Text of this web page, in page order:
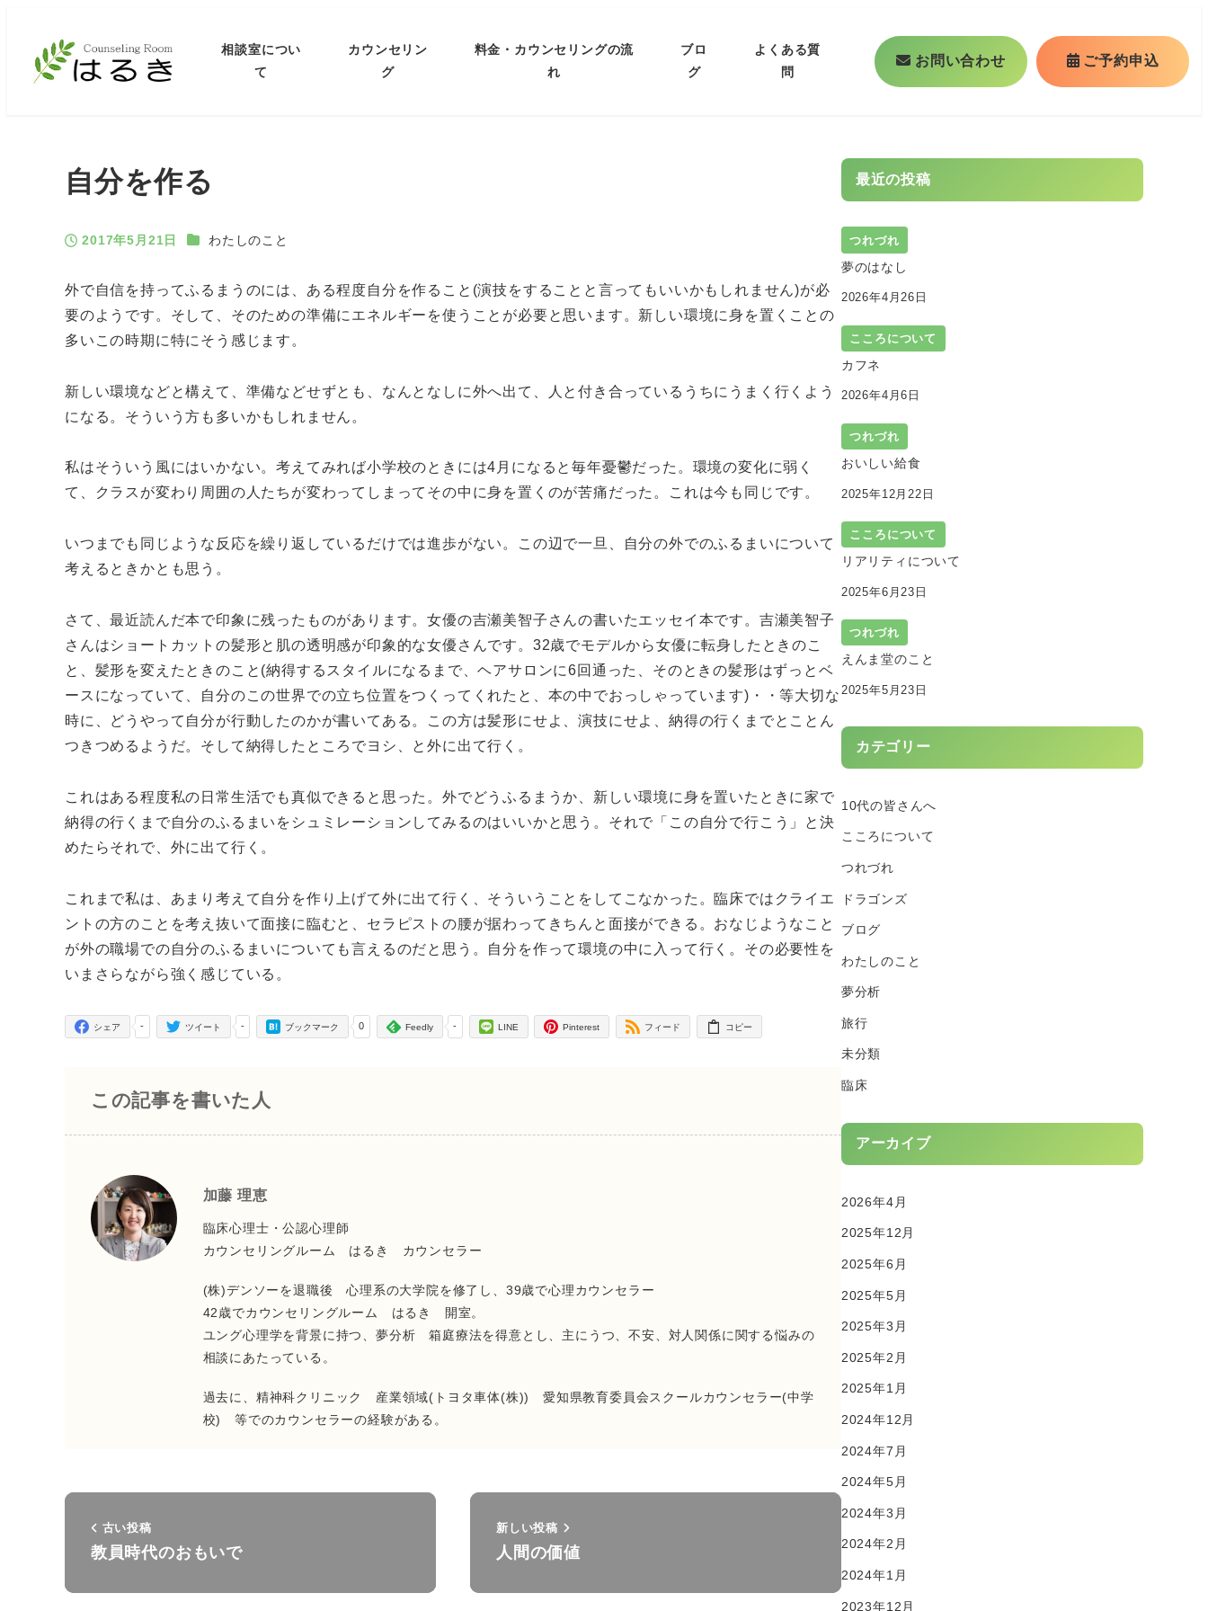
相談室につい
て
カウンセリン
グ
料金・カウンセリングの流
れ
ブロ
グ
よくある質
問
お問い合わせ ご予約申込
自分を作る
投稿日
2017年5月21日 カテゴリー
わたしのこと
外で自信を持ってふるまうのには、ある程度自分を作ること(演技をすることと言ってもいいかもしれません)が必
要のようです。そして、そのための準備にエネルギーを使うことが必要と思います。新しい環境に身を置くことの
多いこの時期に特にそう感じます。
新しい環境などと構えて、準備などせずとも、なんとなしに外へ出て、人と付き合っているうちにうまく行くよう
になる。そういう方も多いかもしれません。
私はそういう風にはいかない。考えてみれば小学校のときには4月になると毎年憂鬱だった。環境の変化に弱く
て、クラスが変わり周囲の人たちが変わってしまってその中に身を置くのが苦痛だった。これは今も同じです。
いつまでも同じような反応を繰り返しているだけでは進歩がない。この辺で一旦、自分の外でのふるまいについて
考えるときかとも思う。
さて、最近読んだ本で印象に残ったものがあります。女優の吉瀬美智子さんの書いたエッセイ本です。吉瀬美智子
さんはショートカットの髪形と肌の透明感が印象的な女優さんです。32歳でモデルから女優に転身したときのこ
と、髪形を変えたときのこと(納得するスタイルになるまで、ヘアサロンに6回通った、そのときの髪形はずっとベ
ースになっていて、自分のこの世界での立ち位置をつくってくれたと、本の中でおっしゃっています)・・等大切な
時に、どうやって自分が行動したのかが書いてある。この方は髪形にせよ、演技にせよ、納得の行くまでとことん
つきつめるようだ。そして納得したところでヨシ、と外に出て行く。
これはある程度私の日常生活でも真似できると思った。外でどうふるまうか、新しい環境に身を置いたときに家で
納得の行くまで自分のふるまいをシュミレーションしてみるのはいいかと思う。それで「この自分で行こう」と決
めたらそれで、外に出て行く。
これまで私は、あまり考えて自分を作り上げて外に出て行く、そういうことをしてこなかった。臨床ではクライエ
ントの方のことを考え抜いて面接に臨むと、セラピストの腰が据わってきちんと面接ができる。おなじようなこと
が外の職場での自分のふるまいについても言えるのだと思う。自分を作って環境の中に入って行く。その必要性を
いまさらながら強く感じている。
-
シェア -
ツイート 0
ブックマーク -
Feedly LINE Pinterest フィード コピー
この記事を書いた人
加藤 理恵
臨床心理士・公認心理師
カウンセリングルーム はるき カウンセラー
(株)デンソーを退職後 心理系の大学院を修了し、39歳で心理カウンセラー
42歳でカウンセリングルーム はるき 開室。
ユング心理学を背景に持つ、夢分析 箱庭療法を得意とし、主にうつ、不安、対人関係に関する悩みの
相談にあたっている。
過去に、精神科クリニック 産業領域(トヨタ車体(株)) 愛知県教育委員会スクールカウンセラー(中学
校) 等でのカウンセラーの経験がある。
古い投稿
教員時代のおもいで
新しい投稿
人間の価値
最近の投稿
つれづれ
夢のはなし
2026年4月26日
こころについて
カフネ
2026年4月6日
つれづれ
おいしい給食
2025年12月22日
こころについて
リアリティについて
2025年6月23日
つれづれ
えんま堂のこと
2025年5月23日
カテゴリー
10代の皆さんへ
こころについて
つれづれ
ドラゴンズ
ブログ
わたしのこと
夢分析
旅行
未分類
臨床
アーカイブ
2026年4月
2025年12月
2025年6月
2025年5月
2025年3月
2025年2月
2025年1月
2024年12月
2024年7月
2024年5月
2024年3月
2024年2月
2024年1月
2023年12月